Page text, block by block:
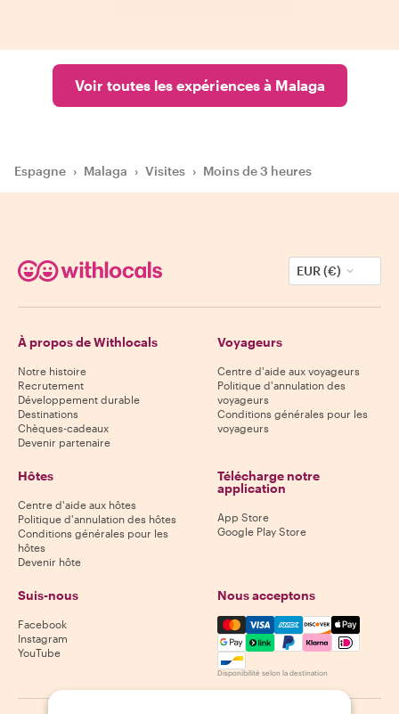
Voir toutes les expériences à Malaga
Espagne › Malaga › Visites › Moins de 3 heures
EUR (€)
À propos de Withlocals
Notre histoire
Recrutement
Développement durable
Destinations
Chèques-cadeaux
Devenir partenaire
Voyageurs
Centre d'aide aux voyageurs
Politique d'annulation des
voyageurs
Conditions générales pour les
voyageurs
Hôtes
Centre d'aide aux hôtes
Politique d'annulation des hôtes
Conditions générales pour les
hôtes
Devenir hôte
Télécharge notre
application
App Store
Google Play Store
Suis-nous
Facebook
Instagram
YouTube
Nous acceptons
Mastercard, Visa, Amex,
Disponibilité selon la destination